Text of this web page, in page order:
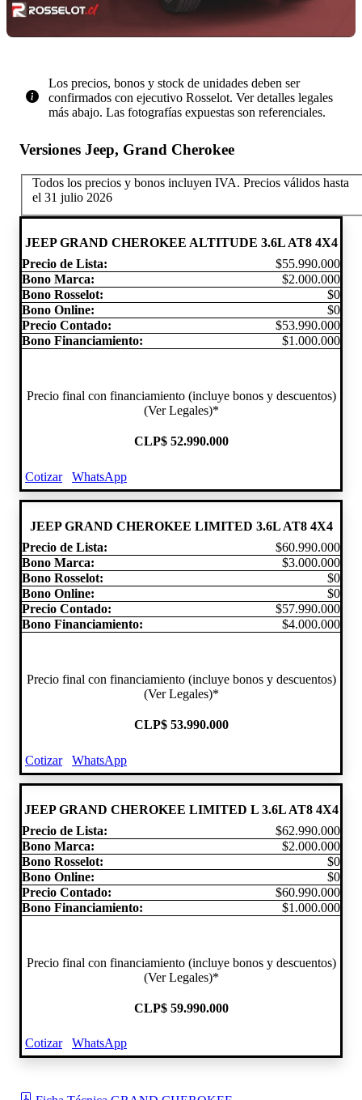
Los precios, bonos y stock de unidades deben ser
confirmados con ejecutivo Rosselot. Ver detalles legales
más abajo. Las fotografías expuestas son referenciales.
Versiones Jeep, Grand Cherokee
Todos los precios y bonos incluyen IVA. Precios válidos hasta
el 31 julio 2026
JEEP GRAND CHEROKEE ALTITUDE 3.6L AT8 4X4
Precio de Lista:
$55.990.000
Bono Marca:
$2.000.000
Bono Rosselot:
$0
Bono Online:
$0
Precio Contado:
$53.990.000
Bono Financiamiento:
$1.000.000
Precio final con financiamiento (incluye bonos y descuentos)
(Ver Legales)*
CLP$ 52.990.000
Cotizar WhatsApp
JEEP GRAND CHEROKEE LIMITED 3.6L AT8 4X4
Precio de Lista:
$60.990.000
Bono Marca:
$3.000.000
Bono Rosselot:
$0
Bono Online:
$0
Precio Contado:
$57.990.000
Bono Financiamiento:
$4.000.000
Precio final con financiamiento (incluye bonos y descuentos)
(Ver Legales)*
CLP$ 53.990.000
Cotizar WhatsApp
JEEP GRAND CHEROKEE LIMITED L 3.6L AT8 4X4
Precio de Lista:
$62.990.000
Bono Marca:
$2.000.000
Bono Rosselot:
$0
Bono Online:
$0
Precio Contado:
$60.990.000
Bono Financiamiento:
$1.000.000
Precio final con financiamiento (incluye bonos y descuentos)
(Ver Legales)*
CLP$ 59.990.000
Cotizar WhatsApp